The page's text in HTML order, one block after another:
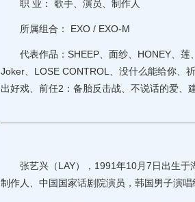
职 业： 歌手、演员、制作人
所属组合： EXO / EXO-M
代表作品：SHEEP、面纱、HONEY、莲
Joker、LOSE CONTROL、没什么能给你、
出好戏、前任2：备胎反击战、不说话的爱、
张艺兴（LAY），1991年10月7日出生于
制作人、中国国家话剧院演员，韩国男子演唱